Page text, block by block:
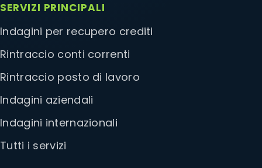
SERVIZI PRINCIPALI
Indagini per recupero crediti
Rintraccio conti correnti
Rintraccio posto di lavoro
Indagini aziendali
Indagini internazionali
Tutti i servizi